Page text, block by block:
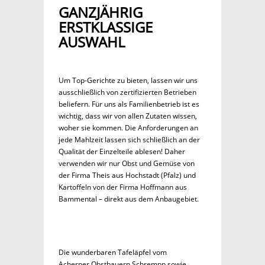
GANZJÄHRIG
ERSTKLASSIGE
AUSWAHL
Um Top-Gerichte zu bieten, lassen wir uns
ausschließlich von zertifizierten Betrieben
beliefern. Für uns als Familienbetrieb ist es
wichtig, dass wir von allen Zutaten wissen,
woher sie kommen. Die Anforderungen an
jede Mahlzeit lassen sich schließlich an der
Qualität der Einzelteile ablesen! Daher
verwenden wir nur Obst und Gemüse von
der Firma Theis aus Hochstadt (Pfalz) und
Kartoffeln von der Firma Hoffmann aus
Bammental – direkt aus dem Anbaugebiet.
Die wunderbaren Tafeläpfel vom